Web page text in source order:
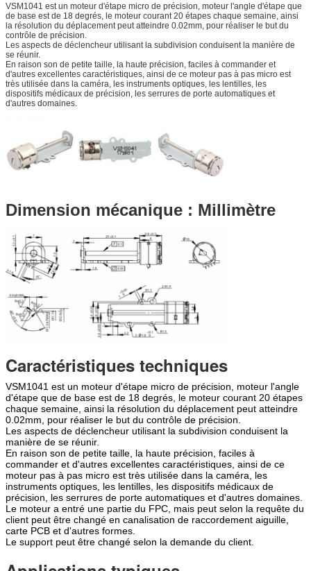
VSM1041 est un moteur d'étape micro de précision, moteur l'angle d'étape que
de base est de 18 degrés, le moteur courant 20 étapes chaque semaine, ainsi
la résolution du déplacement peut atteindre 0.02mm, pour réaliser le but du
contrôle de précision.
Les aspects de déclencheur utilisant la subdivision conduisent la manière de
se réunir.
En raison son de petite taille, la haute précision, faciles à commander et
d'autres excellentes caractéristiques, ainsi de ce moteur pas à pas micro est
très utilisée dans la caméra, les instruments optiques, les lentilles, les
dispositifs médicaux de précision, les serrures de porte automatiques et
d'autres domaines.
Dimension mécanique : Millimètre
Caractéristiques techniques
VSM1041 est un moteur d'étape micro de précision, moteur l'angle
d'étape que de base est de 18 degrés, le moteur courant 20 étapes
chaque semaine, ainsi la résolution du déplacement peut atteindre
0.02mm, pour réaliser le but du contrôle de précision.
Les aspects de déclencheur utilisant la subdivision conduisent la
manière de se réunir.
En raison son de petite taille, la haute précision, faciles à
commander et d'autres excellentes caractéristiques, ainsi de ce
moteur pas à pas micro est très utilisée dans la caméra, les
instruments optiques, les lentilles, les dispositifs médicaux de
précision, les serrures de porte automatiques et d'autres domaines.
Le moteur a entré une partie du FPC, mais peut selon la requête du
client peut être changé en canalisation de raccordement aiguille,
carte PCB et d'autres formes.
Le support peut être changé selon la demande du client.